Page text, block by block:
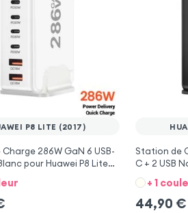
P8 LITE (2017)
286W GaN 6 USB-
pour Huawei P8 Lite
Station de
C + 2 USB
(2017)
+ 1
44,90 €